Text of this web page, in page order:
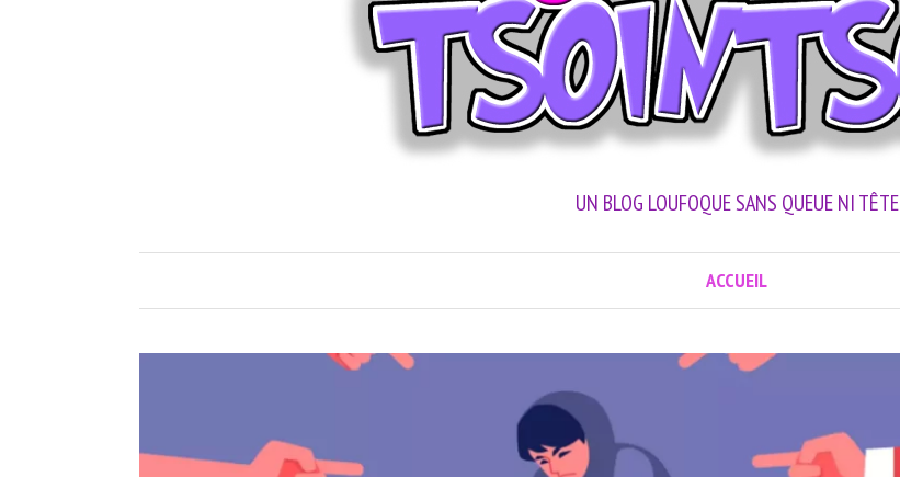
UN BLOG LOUFOQUE SANS QUEUE NI TÊTE
ACCUEIL